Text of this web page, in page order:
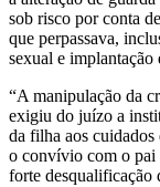
sob risco por conta
que perpassava,
sexual e implantação
“A manipulação da
exigiu do juízo a
da filha aos
o convívio com o pai
forte desqualificação